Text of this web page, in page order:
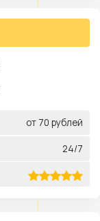
от 70 рублей
24/7